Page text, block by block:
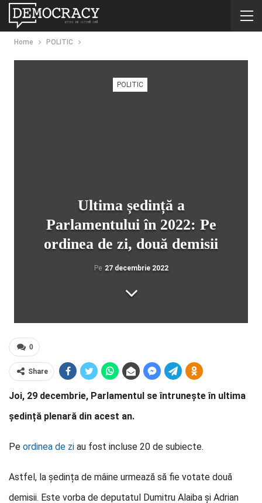
Home POLITIC
POLITIC
Ultima ședință a
Parlamentului în 2022: Pe
ordinea de zi, două demisii
Pe 27 decembrie 2022
0
Share
Joi, 29 decembrie, Parlamentul se întrunește în ultima
ședință plenară din acest an.
Pe ordinea de zi au fost incluse 20 de subiecte.
Astfel, la ședința de mâine urmează să fie votate două
demisii. Este vorba de deputatul Dumitru Alaiba și Adrian